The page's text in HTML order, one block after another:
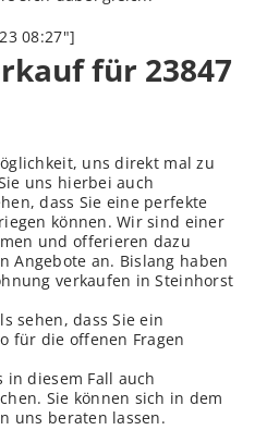
08:27"]
für 23847
uns direkt mal zu
uns hierbei auch
dass Sie eine perfekte
können. Wir sind einer
und offerieren dazu
Angebote an. Bislang haben
verkaufen in Steinhorst
sehen, dass Sie ein
für die offenen Fragen
in diesem Fall auch
Sie können sich in dem
uns beraten lassen.